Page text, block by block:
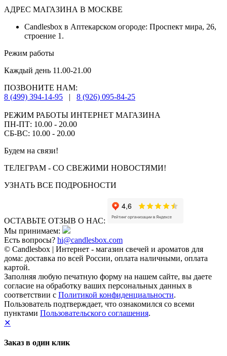
АДРЕС МАГАЗИНА В МОСКВЕ
Candlesbox в Аптекарском огороде: Проспект мира, 26,
строение 1.
Режим работы
Каждый день 11.00-21.00
ПОЗВОНИТЕ НАМ:
8 (499) 394-14-95
| 8 (926) 095-84-25
РЕЖИМ РАБОТЫ ИНТЕРНЕТ МАГАЗИНА
ПН-ПТ: 10.00 - 20.00
СБ-ВС: 10.00 - 20.00
Будем на связи!
ТЕЛЕГРАМ - СО СВЕЖИМИ НОВОСТЯМИ!
УЗНАТЬ ВСЕ ПОДРОБНОСТИ
ОСТАВЬТЕ ОТЗЫВ О НАС:
Мы принимаем:
Есть вопросы? hi@candlesbox.com
© Candlesbox | Интернет - магазин свечей и ароматов для
дома: доставка по всей России, оплата наличными, оплата
картой.
Заполняя любую печатную форму на нашем сайте, вы даете
согласие на обработку ваших персональных данных в
соответствии с Политикой конфиденциальности.
Пользователь подтверждает, что ознакомился со всеми
пунктами Пользовательского соглашения.
✕
Заказ в один клик